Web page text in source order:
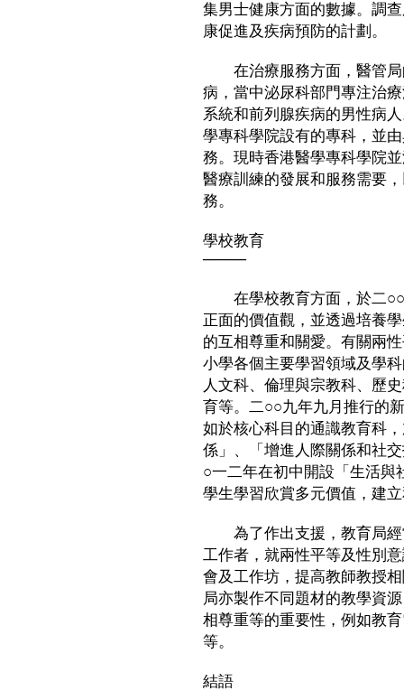
集男士健康方面的數據。調
康促進及疾病預防的計劃。
在治療服務方面，醫管局
病，當中泌尿科部門專注治
系統和前列腺疾病的男性病
學專科學院設有的專科，並
務。現時香港醫學專科學院
醫療訓練的發展和服務需要
務。
學校教育
────
在學校教育方面，於二○○
正面的價值觀，並透過培養
的互相尊重和關愛。有關兩
小學各個主要學習領域及學
人文科、倫理與宗教科、歷
育等。二○○九年九月推行的
如於核心科目的通識教育科
係」、「增進人際關係和社
○一二年在初中開設「生活與
學生學習欣賞多元價值，建
為了作出支援，教育局經
工作者，就兩性平等及性別
會及工作坊，提高教師教授
局亦製作不同題材的教學資
相尊重等的重要性，例如教
等。
結語